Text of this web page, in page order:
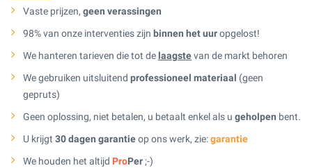
Vaste prijzen, geen verassingen
98% van onze interventies zijn binnen het uuropgelost!
We hanteren tarieven die tot de laagstevan de markt behoren
We gebruiken uitsluitend professioneel materiaal (geen
gepruts)
Geen oplossing, niet betalen, u betaalt enkel als u geholpen bent.
U krijgt 30 dagen garantieop ons werk, zie:garantie
We houden het altijd ProPer ;-)